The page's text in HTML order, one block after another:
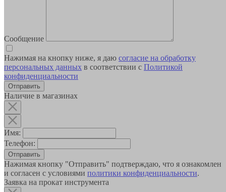
Сообщение
Нажимая на кнопку ниже, я даю согласие на обработку
персональных данных в соответствии с Политикой
конфиденциальности
Наличие в магазинах
Имя:
Телефон:
Отправить
Нажимая кнопку "Отправить" подтверждаю, что я ознакомлен
и согласен с условиями политики конфиденциальности.
Заявка на прокат инструмента